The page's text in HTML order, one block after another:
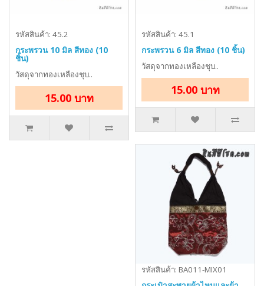
รหัสสินค้า: 45.2
กระพรวน 10 มิล สีทอง (10
ชิ้น)
วัสดุจากทองเหลืองชุบ..
15.00 บาท
รหัสสินค้า: 45.1
กระพรวน 6 มิล สีทอง (10 ชิ้น)
วัสดุจากทองเหลืองชุบ..
15.00 บาท
รหัสสินค้า: BA011-MIX01